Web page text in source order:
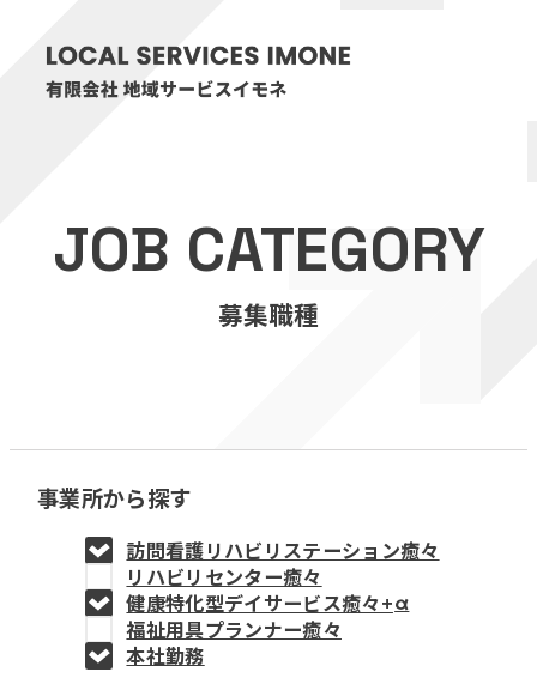
医療・介護事業
訪問看護リハビリステーション癒々
福祉用具プランナー癒々
教育事業
姫路中央こども園
姫路中央保育園
JOB CATEGORY
募集職種
事業所から探す
訪問看護リハビリステーション癒々
リハビリセンター癒々
健康特化型デイサービス癒々+α
福祉用具プランナー癒々
本社勤務